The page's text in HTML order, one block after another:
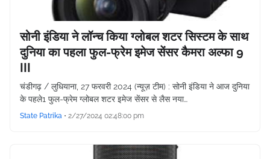
सोनी इंडिया ने लॉन्च किया ग्लोबल शटर सिस्टम के साथ
दुनिया का पहला फुल-फ्रेम इमेज सेंसर कैमरा अल्फा 9
III
चंडीगढ़ / लुधियाना, 27 फरवरी 2024 (न्यूज़ टीम) : सोनी इंडिया ने आज दुनिया
के पहले1 फुल-फ्रेम ग्लोबल शटर इमेज सेंसर से लैस नया…
State Patrika • 2/27/2024 02:48:00 pm